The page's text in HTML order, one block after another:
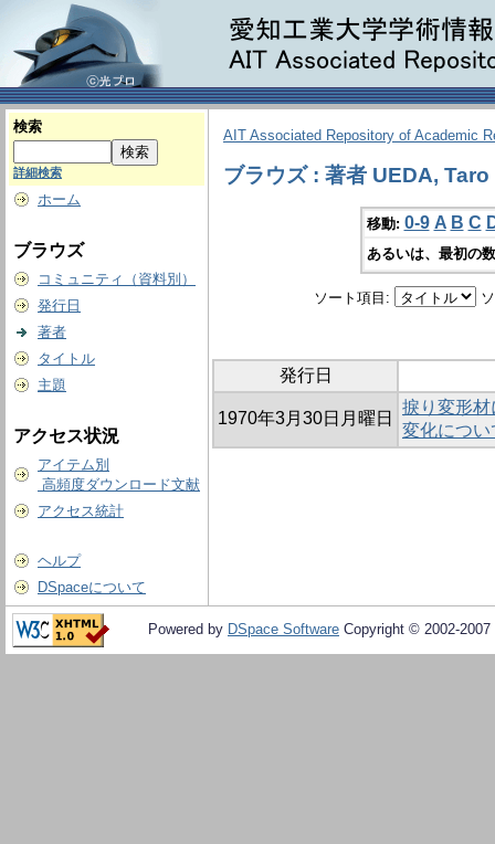
検索
詳細検索
ホーム
ブラウズ
コミュニティ（資料別）
発行日
著者
タイトル
主題
アクセス状況
アイテム別
高頻度ダウンロード文献
アクセス統計
ヘルプ
DSpaceについて
AIT Associated Repository of Academic
ブラウズ : 著者 UEDA, Taro
移動: 0-9 A B C
あるいは、最初の
ソート項目:
発行日
1970年3月30日月曜日
捩り変形
変化につ
Powered by DSpace Software Copyright © 2002-2007